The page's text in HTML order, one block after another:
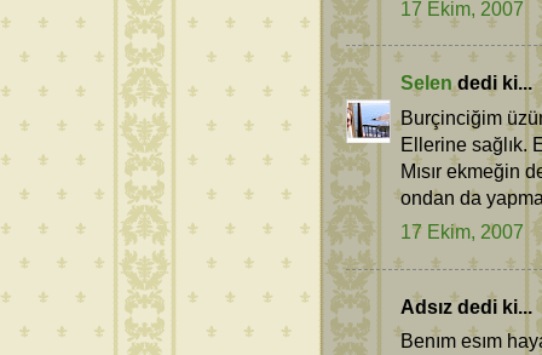
17 Ekim, 2007
Selendedi ki...
Burçinciğim
Ellerine sağlık.
Mısır ekmeğin
ondan da
17 Ekim, 2007
Adsız dedi ki...
Benım esım